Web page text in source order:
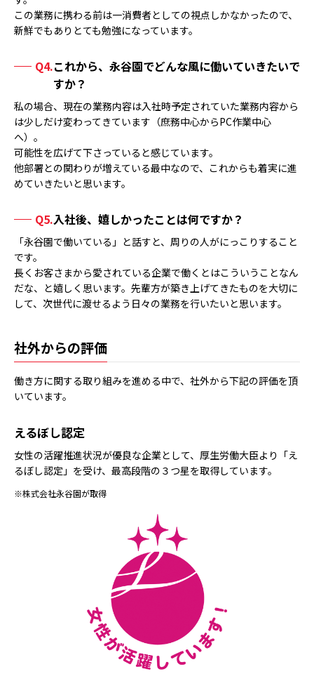
この業務に携わる前は一消費者としての視点しかなかったので、
新鮮でもありとても勉強になっています。
Q4.これから、永谷園でどんな風に働いていきたいで
すか？
私の場合、現在の業務内容は入社時予定されていた業務内容から
は少しだけ変わってきています（庶務中心からPC作業中心
へ）。
可能性を広げて下さっていると感じています。
他部署との関わりが増えている最中なので、これからも着実に進
めていきたいと思います。
Q5.入社後、嬉しかったことは何ですか？
「永谷園で働いている」と話すと、周りの人がにっこりすること
です。
長くお客さまから愛されている企業で働くとはこういうことなん
だな、と嬉しく思います。先輩方が築き上げてきたものを大切に
して、次世代に渡せるよう日々の業務を行いたいと思います。
社外からの評価
働き方に関する取り組みを進める中で、社外から下記の評価を頂
いています。
えるぼし認定
女性の活躍推進状況が優良な企業として、厚生労働大臣より「え
るぼし認定」を受け、最高段階の３つ星を取得しています。
※株式会社永谷園が取得